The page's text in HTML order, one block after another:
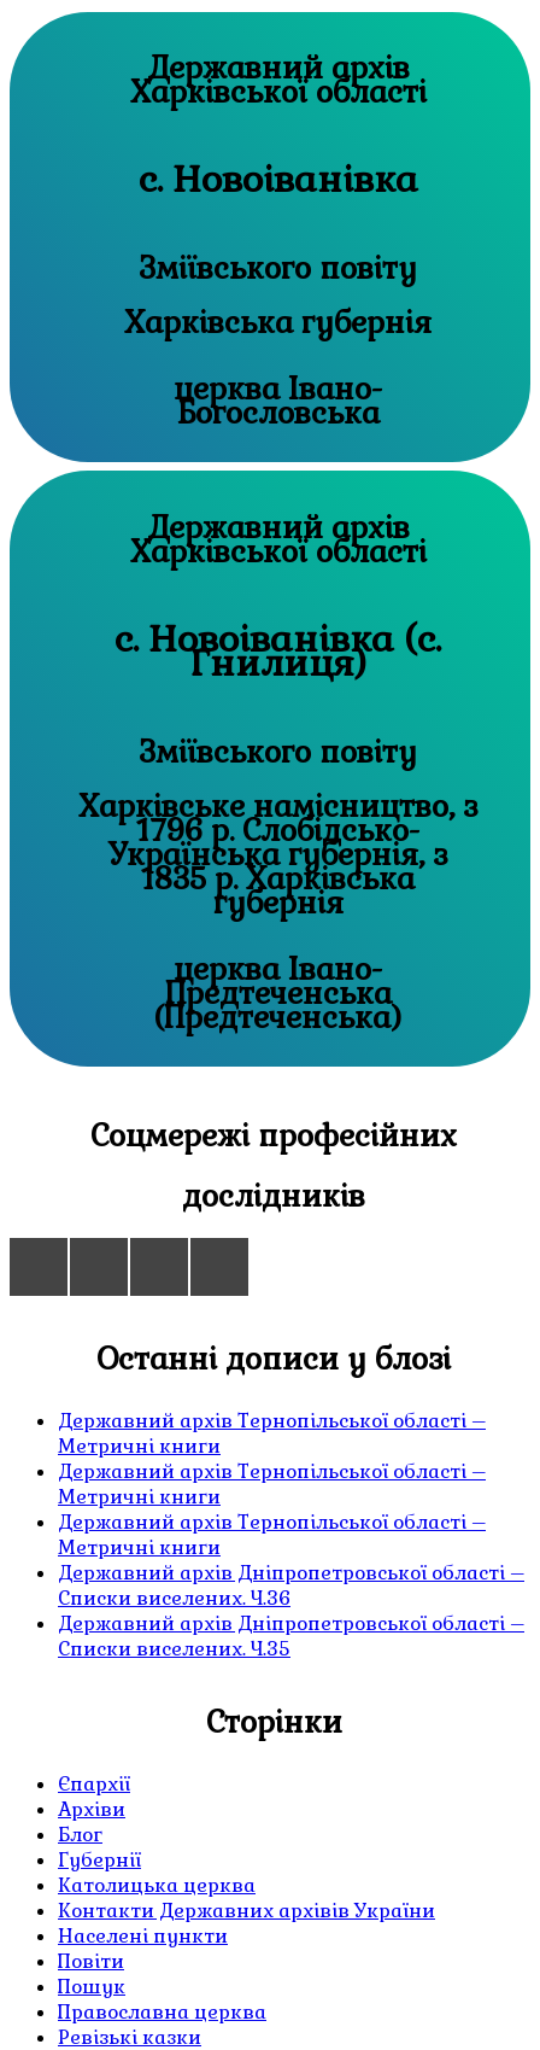
Державний архів
Харківської області
с. Новоіванівка
Зміївського повіту
Харківська губернія
церква Івано-
Богословська
Державний архів
Харківської області
с. Новоіванівка (с.
Гнилиця)
Зміївського повіту
Харківське намісництво, з
1796 р. Слобідсько-
Українська губернія, з
1835 р. Харківська
губернія
церква Івано-
Предтечeнська
(Предтечeнська)
Соцмережі професійних
дослідників
Останні дописи у блозі
Державний архів Тернопільської області –
Метричні книги
Державний архів Тернопільської області –
Метричні книги
Державний архів Тернопільської області –
Метричні книги
Державний архів Дніпропетровської області –
Списки виселених. Ч.36
Державний архів Дніпропетровської області –
Списки виселених. Ч.35
Сторінки
Єпархії
Архіви
Блог
Губернії
Католицька церква
Контакти Державних архівів України
Населені пункти
Повіти
Пошук
Православна церква
Ревізькі казки